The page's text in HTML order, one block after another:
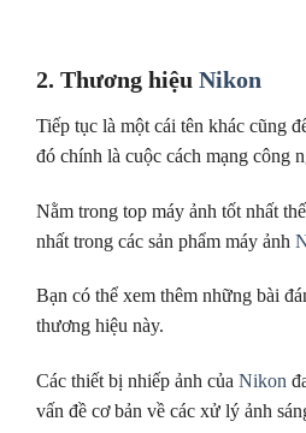
2. Thương hiệu Nikon
Tiếp tục là một cái tên khác cũng
đó chính là cuộc cách mạng công
Nằm trong top máy ảnh tốt nhất
nhất trong các sản phẩm máy ảnh
Bạn có thể xem thêm những bài
thương hiệu này.
Các thiết bị nhiếp ảnh của Nikon
vấn đề cơ bản về các xử lý ảnh